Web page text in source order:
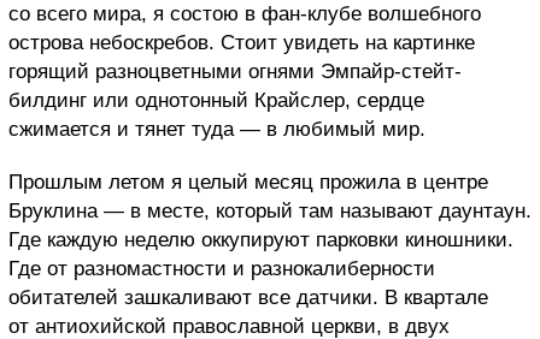
со всего мира, я состою в фан-клубе волшебного
острова небоскребов. Стоит увидеть на картинке
горящий разноцветными огнями Эмпайр-стейт-
билдинг или однотонный Крайслер, сердце
сжимается и тянет туда — в любимый мир.
Прошлым летом я целый месяц прожила в центре
Бруклина — в месте, который там называют даунтаун.
Где каждую неделю оккупируют парковки киношники.
Где от разномастности и разнокалиберности
обитателей зашкаливают все датчики. В квартале
от антиохийской православной церкви, в двух